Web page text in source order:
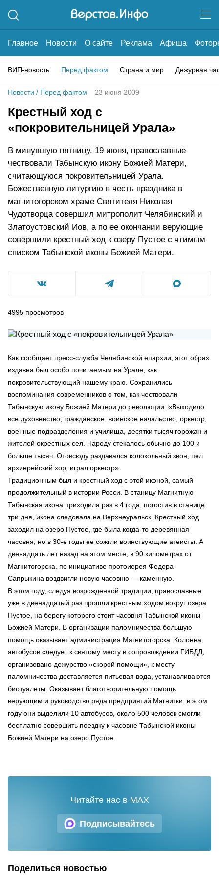
Главное Новости О сайте Реклама Афиша
ВИП-новость Перед фактом Страна и мир Дежурная
Новости / Перед фактом 23 июня 2009
Крестный ход с
«покровительницей Урала»
В минувшую пятницу, 19 июня, православные
чествовали Табынскую икону Божией Матери,
считающуюся покровительницей Урала.
Божественную литургию в честь праздника в
магнитогорском храме Святителя Николая
Чудотворца совершил митрополит Челябинский и
Златоустовский Иов, а по ее окончании верующие
совершили крестный ход к озеру Пустое с чтимым
списком Табынской иконы Божией Матери.
4995 просмотров
Как сообщает пресс-служба Челябинской епархии, этот образ
издавна был особо почитаемым на Урале, как
покровительствующий нашему краю. Сохранились
воспоминания современников о том, как чествовали
Табынскую икону Божией Матери до революции: «Выходило
все духовенство, гражданское, воинское начальство, оркестр,
военные подразделения и училища, десятки тысяч горожан и
жителей окрестных сел. Народу стекалось обычно до 100 и
больше тысяч. Отовсюду раздавался колокольный звон, пел
архиерейский хор, играл оркестр».
Традиционным был и крестный ход с этой иконой, самый
продолжительный в истории Росси. В станицу Магнитную
Табынская икона приходила раз в 4 года, погостив в станице
три дня, икона следовала на Верхнеуральск. Крестный ход
заходил на озеро Пустое, где была когда-то деревянная
часовня, но в 30-е годы ее сожгли воинствующие атеисты. А
двенадцать лет назад на этом месте, в 90 километрах от
Магнитогорска, по инициативе протоиерея Федора
Сапрыкина воздвигли новую часовню — каменную.
В этом году, следуя возрожденной традиции, православные
уже в двенадцатый раз прошли крестным ходом вокруг озера
Пустое, на берегу которого стоит часовня Табынской иконы
Божией Матери. В организации паломничества большую
помощь оказывает администрация Магнитогорска. Колонна
автобусов следует к святому месту в сопровождении ГИБДД,
организовано дежурство «скорой помощи», к месту
паломничества доставляется питьевая вода, устанавливаются
биотуалеты. Оказывает благотворительную помощь
верующим и руководство ряда предприятий Магнитки: в этом
году они выделили 10 автобусов, около 500 человек смогли
бесплатно совершить поездку к часовне Табынской иконы
Божией Матери на озеро Пустое.
Подписывайтесь
Читайте нас в MAX
Поделиться новостью